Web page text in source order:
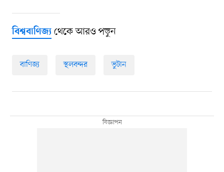
বিশ্ববাণিজ্যথেকে আরও পড়ুন
বাণিজ্য স্থলবন্দর ভুটান